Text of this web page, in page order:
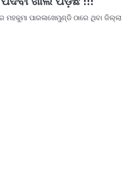
ପାରଳାଖେମୁଣ୍ଡି ଠାରେ ଥିବା ଜିଲ୍ଲା